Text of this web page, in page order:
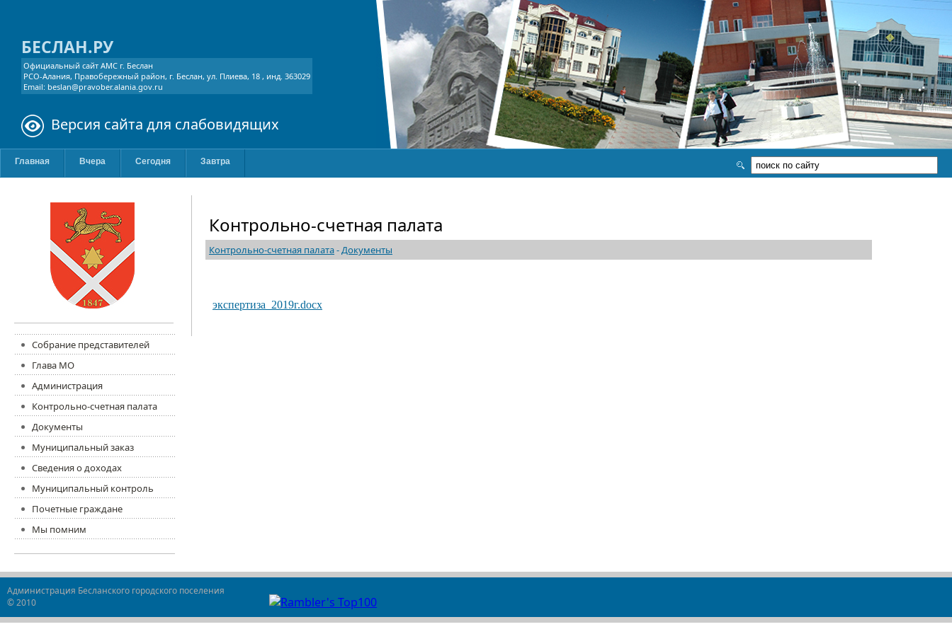
БЕСЛАН.РУ
Официальный сайт АМС г. Беслан
РСО-Алания, Правобережный район, г. Беслан, ул. Плиева, 18 , инд. 363029
Email: beslan@pravober.alania.gov.ru
Версия сайта для слабовидящих
Главная Вчера Сегодня Завтра
Собрание представителей
Глава МО
Администрация
Контрольно-счетная палата
Документы
Муниципальный заказ
Сведения о доходах
Муниципальный контроль
Почетные граждане
Мы помним
Контрольно-счетная палата
Контрольно-счетная палата-Документы
экспертиза_2019г.docx
Администрация Бесланского городского поселения
© 2010